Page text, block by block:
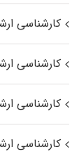
کارشناسی
کارشناسی
کارشناسی
کارشناسی